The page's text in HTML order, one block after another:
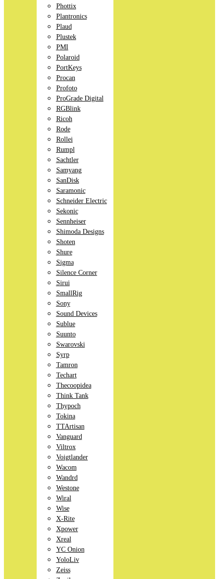
Phottix
Plantronics
Plaud
Plustek
PMI
Polaroid
PortKeys
Procan
Profoto
ProGrade Digital
RGBlink
Ricoh
Rode
Rollei
Rumpl
Sachtler
Samyang
SanDisk
Saramonic
Schneider Electric
Sekonic
Sennheiser
Shimoda Designs
Shoten
Shure
Sigma
Silence Corner
Sirui
SmallRig
Sony
Sound Devices
Sublue
Suunto
Swarovski
Syrp
Tamron
Techart
Thecoopidea
Think Tank
Thypoch
Tokina
TTArtisan
Vanguard
Viltrox
Voigtlander
Wacom
Wandrd
Westone
Wiral
Wise
X-Rite
Xpower
Xreal
YC Onion
YoloLiv
Zeiss